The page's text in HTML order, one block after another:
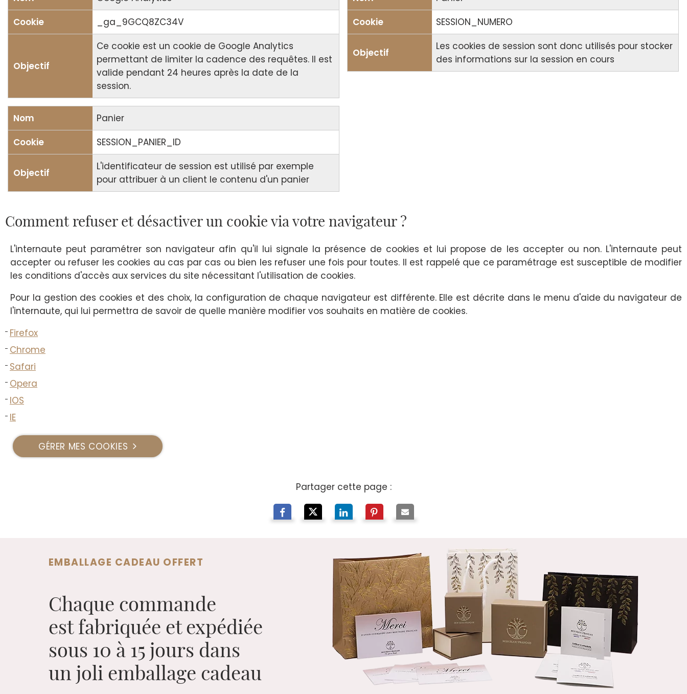
_ga_9GCQ8ZC34V
Ce cookie est un cookie de Google Analytics
permettant de limiter la cadence des requêtes. Il est
valide pendant 24 heures après la date de la
session.
SESSION_NUMERO
Les cookies de session sont donc utilisés pour stocker
des informations sur la session en cours
Panier
SESSION_PANIER_ID
L'identificateur de session est utilisé par exemple
pour attribuer à un client le contenu d'un panier
Comment refuser et désactiver un cookie via votre navigateur ?
L'internaute peut paramétrer son navigateur afin qu'il lui signale la présence de cookies et lui propose de les accepter ou non. L'internaute peut
accepter ou refuser les cookies au cas par cas ou bien les refuser une fois pour toutes. Il est rappelé que ce paramétrage est susceptible de modifier
les conditions d'accès aux services du site nécessitant l'utilisation de cookies.
Pour la gestion des cookies et des choix, la configuration de chaque navigateur est différente. Elle est décrite dans le menu d'aide du navigateur de
l'internaute, qui lui permettra de savoir de quelle manière modifier vos souhaits en matière de cookies.
Firefox
Chrome
Safari
Opera
IOS
IE
GÉRER MES COOKIES
Partager cette page :
EMBALLAGE CADEAU OFFERT
Chaque commande
est fabriquée et expédiée
sous 10 à 15 jours dans
un joli emballage cadeau